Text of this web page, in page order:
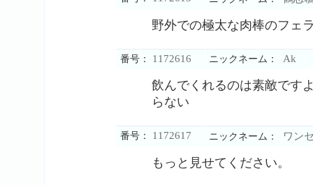
野外での極太な肉棒のフェ
番号： 1172616 ニックネーム： Ak
飲んでくれるのは素敵です
らない
番号： 1172617 ニックネーム： ワン
もっと見せてください。